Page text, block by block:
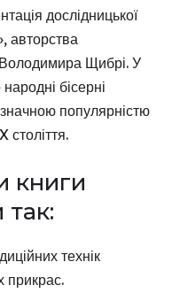
дослідницької
авторства
Щибрі. У
бісерні
популярністю
століття.
книги
технік
прикрас.